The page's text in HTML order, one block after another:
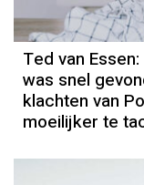
Ted van
was snel
klachten van
moeilijker te